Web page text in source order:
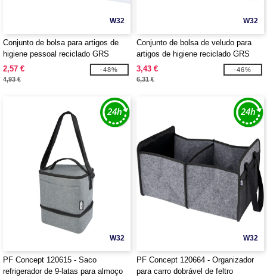
W32
Conjunto de bolsa para artigos de
higiene pessoal reciclado GRS
"Swift" - EgotierPro 120768
2,57 €
4,93 €
-48%
W32
Conjunto de bolsa de veludo para
artigos de higiene reciclado GRS
"Swift" - EgotierPro 120769
3,43 €
6,31 €
-46%
W32
PF Concept 120615 - Saco
refrigerador de 9-latas para almoço
W32
PF Concept 120664 - Organizador
para carro dobrável de feltro